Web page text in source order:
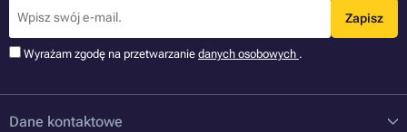
Zapisz
Wyrażam zgodę na przetwarzanie danych osobowych .
Dane kontaktowe